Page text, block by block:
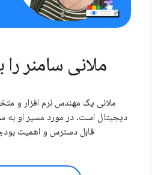
ملانی سامنر
ملانی یک مهندس نرم افزار و
دیجیتال است. در مورد مسیر او
قابل دسترس و اهمیت